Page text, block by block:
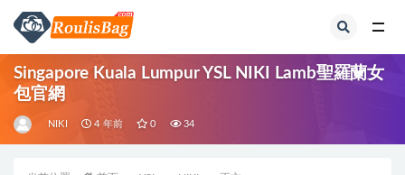
Singapore Kuala Lumpur YSL NIKI Lamb聖羅蘭女
包官網
NIKI 4 年前 0 34